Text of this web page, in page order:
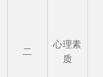
二
心理素
质